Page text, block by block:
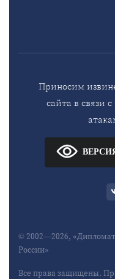
Приносим
сайта в связи
© 2002—2026,
России»
Все права защищены.